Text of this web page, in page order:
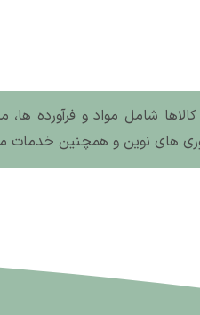
کالاها شامل مواد و فرآورده
های نوین و همچنین خدمات